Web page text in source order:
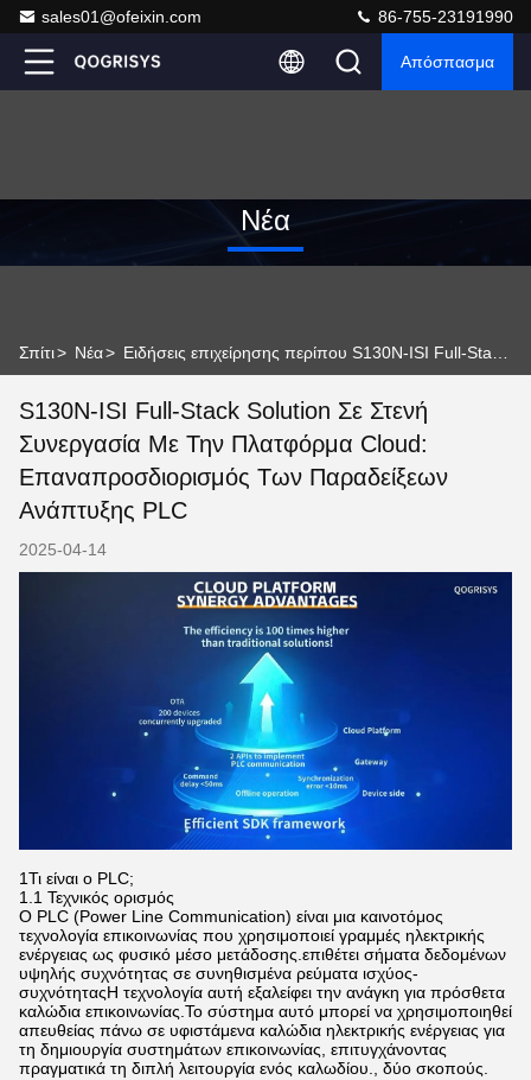
sales01@ofeixin.com 86-755-23191990
Απόσπασμα
Νέα
Σπίτι> Νέα>
S130N-ISI Full-Stack Solution Σε Στενή
Συνεργασία Με Την Πλατφόρμα Cloud:
Επαναπροσδιορισμός Των Παραδείξεων
Ανάπτυξης PLC
2025-04-14
1Τι είναι ο PLC;
1.1 Τεχνικός ορισμός
Ο PLC (Power Line Communication) είναι μια καινοτόμος
τεχνολογία επικοινωνίας που χρησιμοποιεί γραμμές ηλεκτρικής
ενέργειας ως φυσικό μέσο μετάδοσης.επιθέτει σήματα δεδομένων
υψηλής συχνότητας σε συνηθισμένα ρεύματα ισχύος-
συχνότηταςΗ τεχνολογία αυτή εξαλείφει την ανάγκη για πρόσθετα
καλώδια επικοινωνίας.Το σύστημα αυτό μπορεί να χρησιμοποιηθεί
απευθείας πάνω σε υφιστάμενα καλώδια ηλεκτρικής ενέργειας για
τη δημιουργία συστημάτων επικοινωνίας, επιτυγχάνοντας
πραγματικά τη διπλή λειτουργία ενός καλωδίου., δύο σκοπούς.